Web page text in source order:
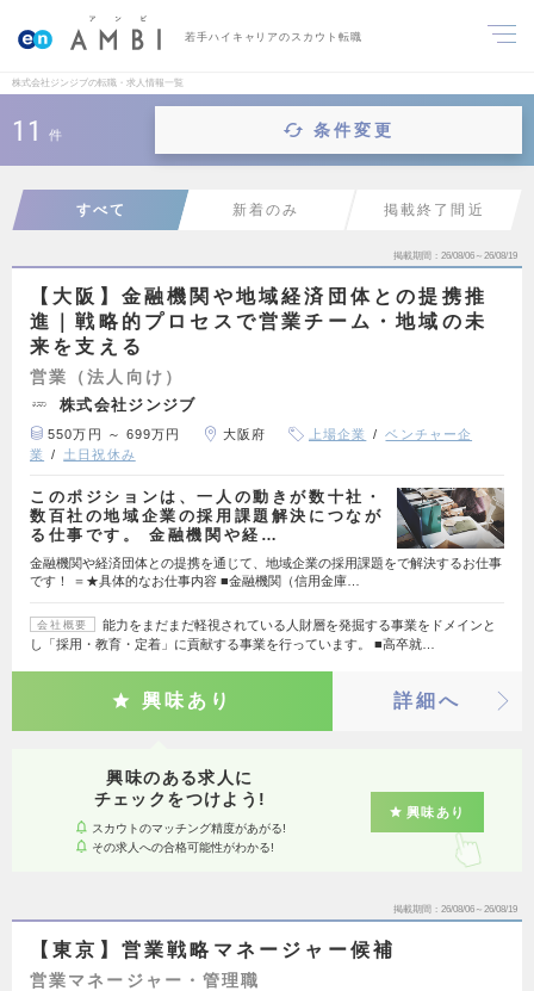
若手ハイキャリアのスカウト転職
株式会社ジンジブの転職・求人情報一覧
11 件 条件変更
すべて 新着のみ 掲載終了間近
掲載期間 26/08/06～26/08/19
【大阪】金融機関や地域経済団体との提携推
進｜戦略的プロセスで営業チーム・地域の未
来を支える
営業（法人向け）
株式会社ジンジブ
550万円 ～ 699万円 大阪府 上場企業
ベンチャー企
業
土日祝休み
このポジションは、一人の動きが数十社・
数百社の地域企業の採用課題解決につなが
る仕事です。 金融機関や経…
金融機関や経済団体との提携を通じて、地域企業の採用課題をで解決するお仕事
です！ ＝★具体的なお仕事内容 ■金融機関（信用金庫…
会社概要
能力をまだまだ軽視されている人財層を発掘する事業をドメインと
し「採用・教育・定着」に貢献する事業を行っています。 ■高卒就…
興味あり 詳細へ
興味のある求人に
チェックをつけよう!
スカウトのマッチング精度があがる!
その求人への合格可能性がわかる!
興味あり
掲載期間 26/08/06～26/08/19
【東京】営業戦略マネージャー候補
営業マネージャー・管理職